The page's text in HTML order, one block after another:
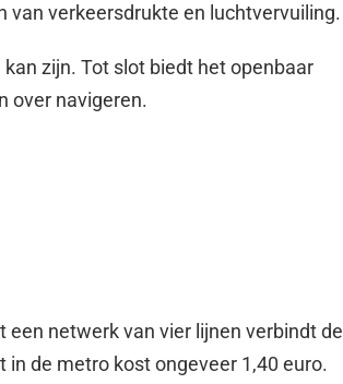
van verkeersdrukte en luchtvervuiling.
zijn. Tot slot biedt het openbaar
over navigeren.
een netwerk van vier lijnen verbindt de
de metro kost ongeveer 1,40 euro.